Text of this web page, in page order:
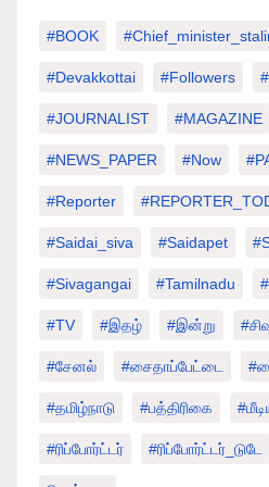
#BOOK
#devakkottai #followers
#JOURNALIST #MAGAZINE
#NEWS_PAPER #Now
#Reporter
#saidai_siva #saidapet
#sivagangai #tamilnadu
#TV #இதழ் #இன்று
#சேனல் #சைதாப்பேட்டை
#தமிழ்நாடு #பத்திரிகை
#ரிப்போர்ட்டர் #ரிப்போர்ட்டர்_டுடே